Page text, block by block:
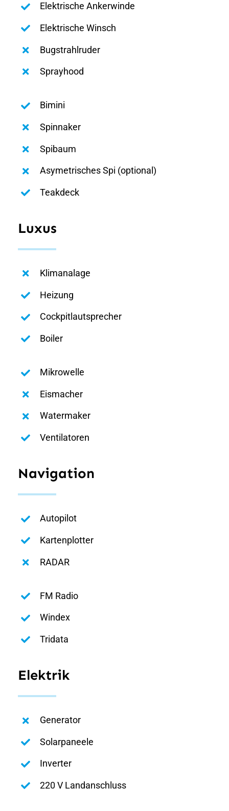
Elektrische Ankerwinde
Elektrische Winsch
Bugstrahlruder
Sprayhood
Bimini
Spinnaker
Spibaum
Asymetrisches Spi (optional)
Teakdeck
Luxus
Klimanalage
Heizung
Cockpitlautsprecher
Boiler
Mikrowelle
Eismacher
Watermaker
Ventilatoren
Navigation
Autopilot
Kartenplotter
RADAR
FM Radio
Windex
Tridata
Elektrik
Generator
Solarpaneele
Inverter
220 V Landanschluss